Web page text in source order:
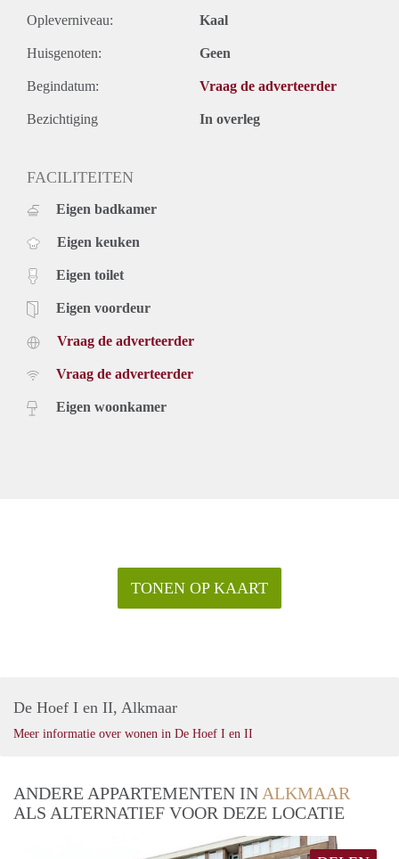
Opleverniveau: Kaal
Huisgenoten: Geen
Begindatum: Vraag de adverteerder
Bezichtiging In overleg
FACILITEITEN
Eigen badkamer
Eigen keuken
Eigen toilet
Eigen voordeur
Vraag de adverteerder
Vraag de adverteerder
Eigen woonkamer
TONEN OP KAART
De Hoef I en II, Alkmaar
Meer informatie over wonen in De Hoef I en II
ANDERE APPARTEMENTEN IN ALKMAAR
ALS ALTERNATIEF VOOR DEZE LOCATIE